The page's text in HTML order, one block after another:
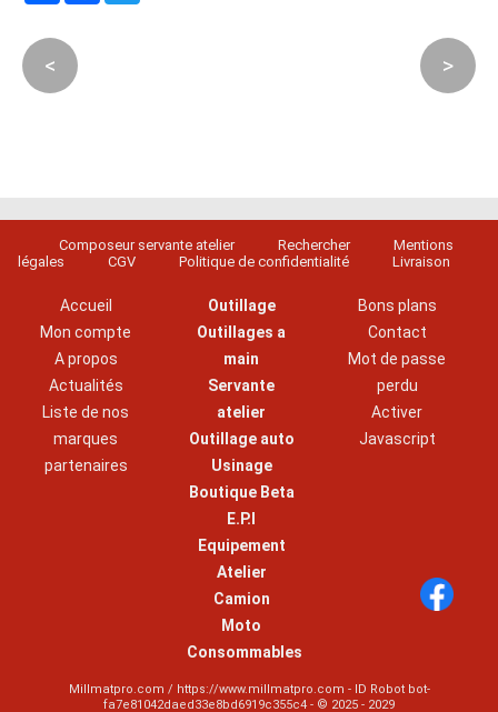
< >
Composeur servante atelier Rechercher
Mentions
légales
CGV Politique de confidentialité Livraison
Accueil
Mon compte
A propos
Actualités
Liste de nos
marques
partenaires
Outillage
Outillages a
main
Servante
atelier
Outillage auto
Usinage
Boutique Beta
E.P.I
Equipement
Atelier
Camion
Moto
Consommables
Bons plans
Contact
Mot de passe
perdu
Activer
Javascript
Millmatpro.com / https://www.millmatpro.com - ID Robot bot-
fa7e81042daed33e8bd6919c355c4 - © 2025 - 2029